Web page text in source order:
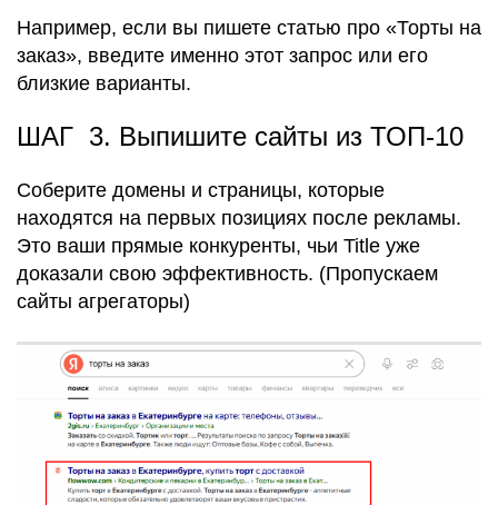
Например, если вы пишете статью про «Торты на
заказ», введите именно этот запрос или его
близкие варианты.
ШАГ 3. Выпишите сайты из ТОП-10
Соберите домены и страницы, которые
находятся на первых позициях после рекламы.
Это ваши прямые конкуренты, чьи Title уже
доказали свою эффективность. (Пропускаем
сайты агрегаторы)